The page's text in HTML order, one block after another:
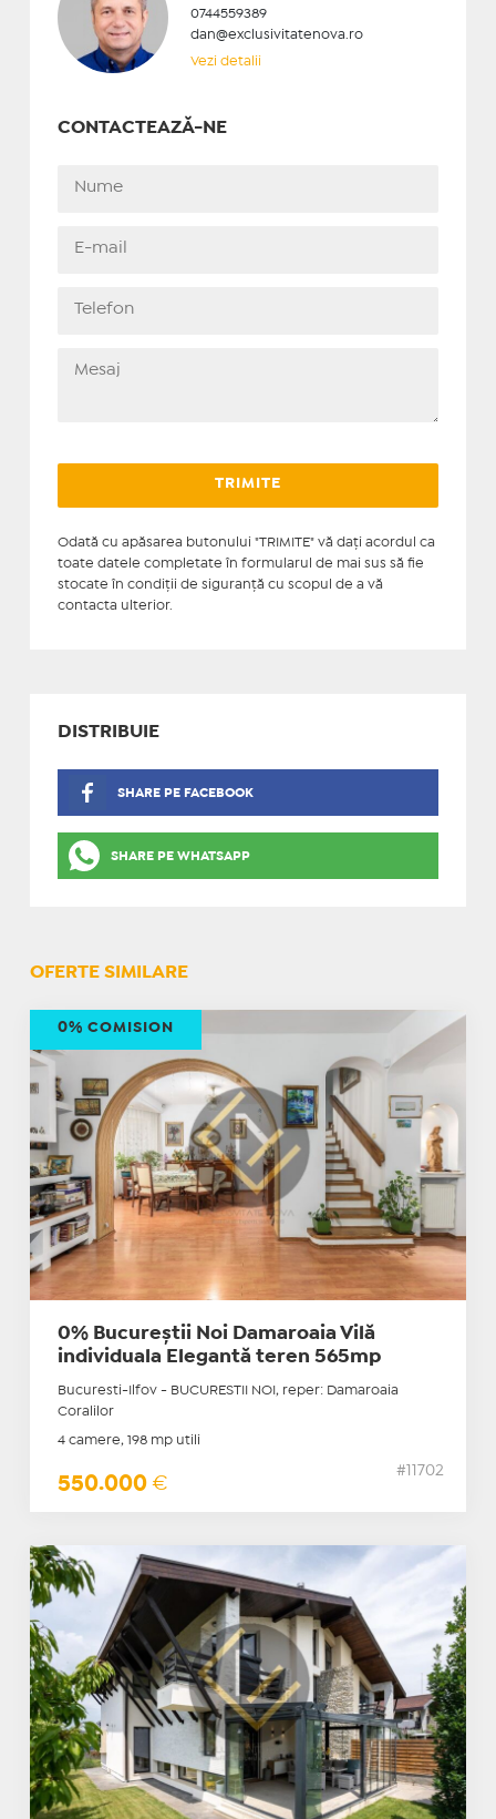
0744559389
dan@exclusivitatenova.ro
Vezi detalii
CONTACTEAZĂ-NE
Odată cu apăsarea butonului "TRIMITE" vă daţi acordul ca
toate datele completate în formularul de mai sus să fie
stocate în condiţii de siguranţă cu scopul de a vă
contacta ulterior.
DISTRIBUIE
SHARE PE FACEBOOK
SHARE PE WHATSAPP
OFERTE SIMILARE
0% Bucureștii Noi Damaroaia Vilă
individuala Elegantă teren 565mp
Bucuresti-Ilfov - BUCURESTII NOI, reper: Damaroaia
Coralilor
4 camere, 198 mp utili
550.000 €
#11702
0% COMISION